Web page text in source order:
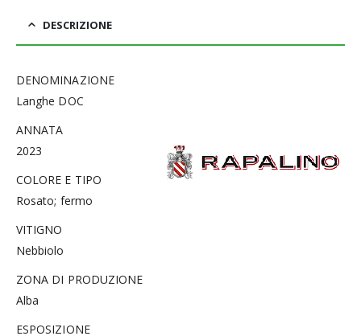
DESCRIZIONE
DENOMINAZIONE
Langhe DOC
ANNATA
2023
COLORE E TIPO
Rosato; fermo
VITIGNO
Nebbiolo
ZONA DI PRODUZIONE
Alba
ESPOSIZIONE